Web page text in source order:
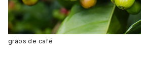
grãos de café